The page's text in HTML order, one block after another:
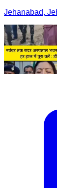
Jehanabad,